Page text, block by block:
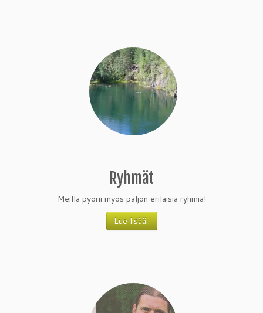
Ryhmät
Meillä pyörii myös paljon erilaisia ryhmiä!
Lue lisää..